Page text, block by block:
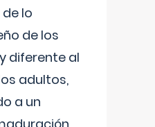
lo
de los
diferente al
adultos,
a un